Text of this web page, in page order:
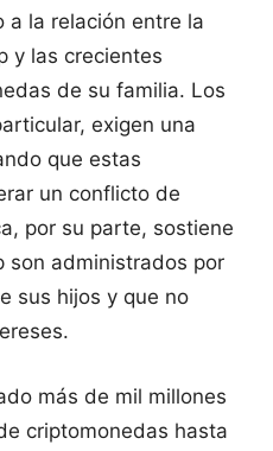
la relación entre la
y las crecientes
de su familia. Los
exigen una
que estas
un conflicto de
por su parte, sostiene
son administrados por
sus hijos y que no
más de mil millones
criptomonedas hasta